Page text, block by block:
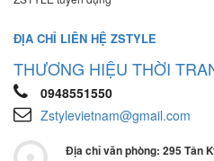
ĐỊA CHỈ LIÊN HỆ ZSTYLE
THƯƠNG HIỆU THỜI
0948551550
Zstylevietnam@gmail.com
Địa chỉ văn phòng: 295 Tân